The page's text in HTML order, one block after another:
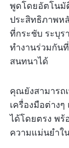
พูดโดยอัตโนมั
ประสิทธิภาพห
ที่กระชับ ระบุร
ทำงานร่วมกัน
สนทนาได้
คุณยังสามารถ
เครื่องมือต่าง
ได้โดยตรง พร้
ความแม่นยำใ